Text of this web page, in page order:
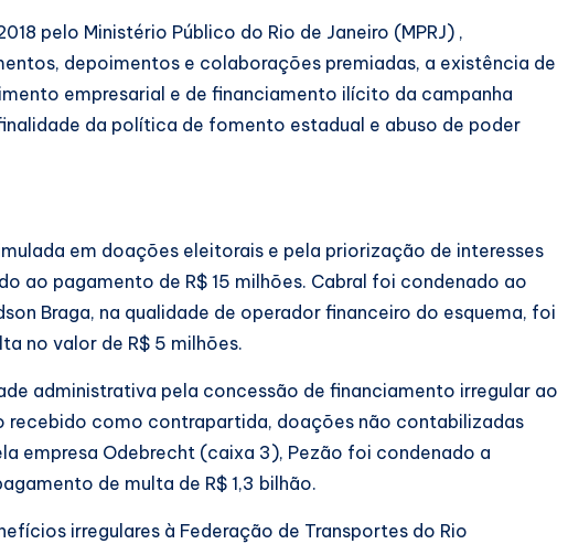
pelo Ministério Público do Rio de Janeiro (MPRJ) ,
depoimentos e colaborações premiadas, a existência de
empresarial e de financiamento ilícito da campanha
da política de fomento estadual e abuso de poder
em doações eleitorais e pela priorização de interesses
ao pagamento de R$ 15 milhões. Cabral foi condenado ao
Braga, na qualidade de operador financeiro do esquema, foi
no valor de R$ 5 milhões.
administrativa pela concessão de financiamento irregular ao
recebido como contrapartida, doações não contabilizadas
empresa Odebrecht (caixa 3), Pezão foi condenado a
de multa de R$ 1,3 bilhão.
irregulares à Federação de Transportes do Rio